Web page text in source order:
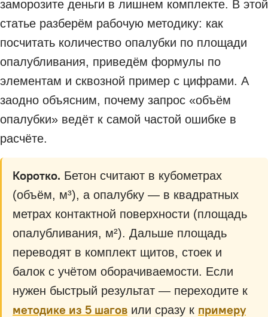
заморозите деньги в лишнем комплекте. В этой
статье разберём рабочую методику: как
посчитать количество опалубки по площади
опалубливания, приведём формулы по
элементам и сквозной пример с цифрами. А
заодно объясним, почему запрос «объём
опалубки» ведёт к самой частой ошибке в
расчёте.
Коротко. Бетон считают в кубометрах
(объём, м³), а опалубку — в квадратных
метрах контактной поверхности (площадь
опалубливания, м²). Дальше площадь
переводят в комплект щитов, стоек и
балок с учётом оборачиваемости. Если
нужен быстрый результат — переходите к
методике из 5 шагов или сразу к примеру